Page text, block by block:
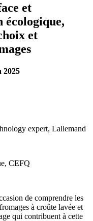
et
écologique,
et
2025
expert, Lallemand
CEFQ
de comprendre les
à croûte lavée et
qui contribuent à cette